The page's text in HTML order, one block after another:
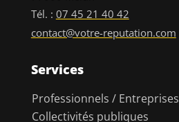
Tél. : 07 45 21 40 42
contact@votre-reputation.com
Services
Professionnels / Entreprises
Collectivités publiques